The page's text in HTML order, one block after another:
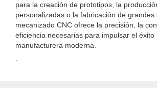
para la creación de prototipos, la
personalizadas o la fabricación de grandes
mecanizado CNC ofrece la precisión, la
eficiencia necesarias para impulsar el éxito
manufacturera moderna.